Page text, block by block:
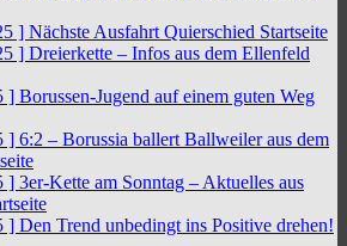
] Nächste Ausfahrt Quierschied Startseite
] Dreierkette – Infos aus dem Ellenfeld
] Borussen-Jugend auf einem guten Weg
] 6:2 – Borussia ballert Ballweiler aus dem
] 3er-Kette am Sonntag – Aktuelles aus
] Den Trend unbedingt ins Positive drehen!